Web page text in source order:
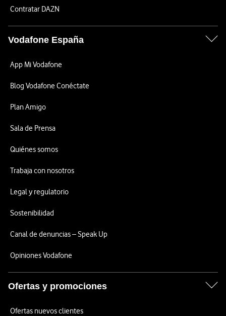
Contratar DAZN
Vodafone España
App Mi Vodafone
Blog Vodafone Conéctate
Plan Amigo
Sala de Prensa
Quiénes somos
Trabaja con nosotros
Legal y regulatorio
Sostenibilidad
Canal de denuncias – Speak Up
Opiniones Vodafone
Ofertas y promociones
Ofertas nuevos clientes